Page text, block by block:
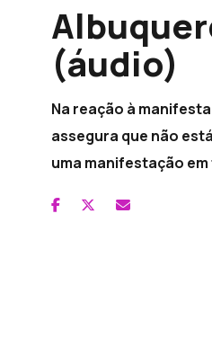
(áudio)
Na reação à
assegura que não
uma manifestação